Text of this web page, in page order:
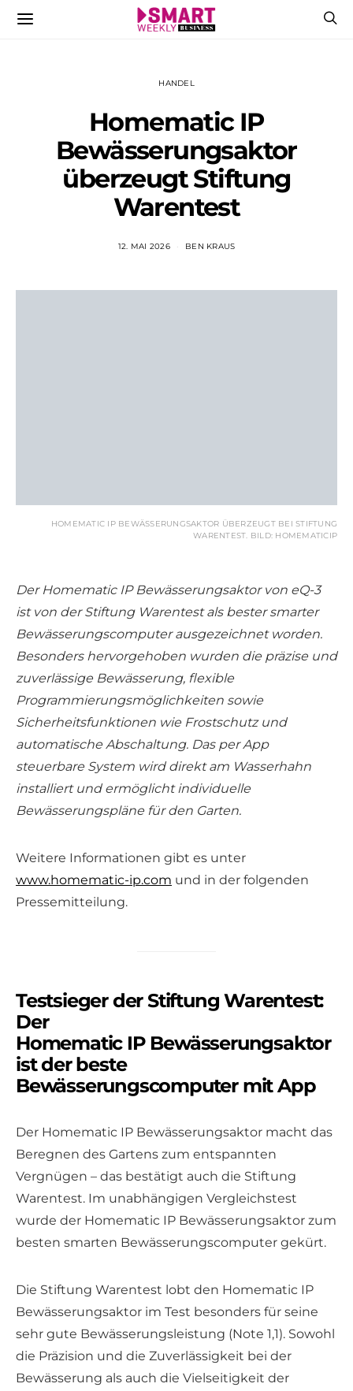
HANDEL
Homematic IP
Bewässerungsaktor
überzeugt Stiftung
Warentest
12. MAI 2026 BEN KRAUS
HOMEMATIC IP BEWÄSSERUNGSAKTOR ÜBERZEUGT BEI STIFTUNG
WARENTEST. BILD: HOMEMATICIP
Der Homematic IP Bewässerungsaktor von eQ-3
ist von der Stiftung Warentest als bester smarter
Bewässerungscomputer ausgezeichnet worden.
Besonders hervorgehoben wurden die präzise und
zuverlässige Bewässerung, flexible
Programmierungsmöglichkeiten sowie
Sicherheitsfunktionen wie Frostschutz und
automatische Abschaltung. Das per App
steuerbare System wird direkt am Wasserhahn
installiert und ermöglicht individuelle
Bewässerungspläne für den Garten.
Weitere Informationen gibt es unter
www.homematic-ip.com und in der folgenden
Pressemitteilung.
Testsieger der Stiftung Warentest:
Der
Homematic IP Bewässerungsaktor
ist der beste
Bewässerungscomputer mit App
Der Homematic IP Bewässerungsaktor macht das
Beregnen des Gartens zum entspannten
Vergnügen – das bestätigt auch die Stiftung
Warentest. Im unabhängigen Vergleichstest
wurde der Homematic IP Bewässerungsaktor zum
besten smarten Bewässerungscomputer gekürt.
Die Stiftung Warentest lobt den Homematic IP
Bewässerungsaktor im Test besonders für seine
sehr gute Bewässerungsleistung (Note 1,1). Sowohl
die Präzision und die Zuverlässigkeit bei der
Bewässerung als auch die Vielseitigkeit der